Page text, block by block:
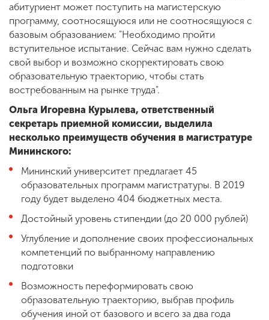
абитуриент может поступить на магистерскую
программу, соотносящуюся или не соотносящуюся с
базовым образованием: "Необходимо пройти
вступительное испытание. Сейчас вам нужно сделать
свой выбор и возможно скорректировать свою
образовательную траекторию, чтобы стать
востребованным на рынке труда".
Ольга Игоревна Курылева, ответственный
секретарь приемной комиссии, выделила
несколько преимуществ обучения в магистратуре
Мининского:
Мининский университет предлагает 45
образовательных программ магистратуры. В 2019
году будет выделено 404 бюджетных места.
Достойный уровень стипендии (до 20 000 рублей)
Углубление и дополнение своих профессиональных
компетенций по выбранному направлению
подготовки
Возможность переформировать свою
образовательную траекторию, выбрав профиль
обучения иной от базового и всего за два года